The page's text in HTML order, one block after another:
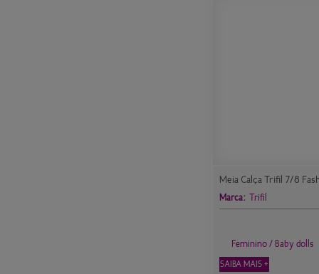
Meia Calça Trifil 7/8
Marca: Trifil
Feminino / Baby dolls
SAIBA MAIS +